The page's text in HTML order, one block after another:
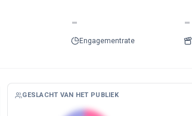
-
Engagementrate
-
GESLACHT VAN HET PUBLIEK